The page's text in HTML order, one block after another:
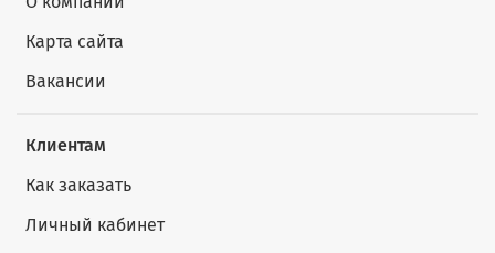
Карта сайта
Вакансии
Клиентам
Как заказать
Личный кабинет